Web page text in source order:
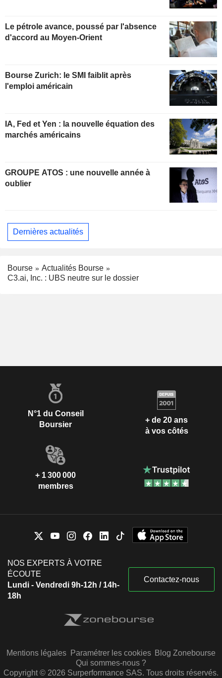
Le pétrole avance, poussé par l'absence
d'accord au Moyen-Orient
Bourse Zurich: le SMI faiblit après
l'emploi américain
IA, Fed et Yen : la nouvelle équation des
marchés américains
GROUPE ATOS : une nouvelle année à
oublier
Dernières actualités
Bourse
Actualités Bourse
C3.ai, Inc. : UBS neutre sur le dossier
N°1 du Conseil
Boursier
+ de 20 ans
à vos côtés
+ 1 300 000
membres
NOS EXPERTS À VOTRE
ÉCOUTE
Lundi - Vendredi 9h-12h / 14h-
18h
Contactez-nous
Mentions légales Paramétrer les cookies Blog Zonebourse
Qui sommes-nous ?
Copyright © 2026 Surperformance SAS. Tous droits réservés.